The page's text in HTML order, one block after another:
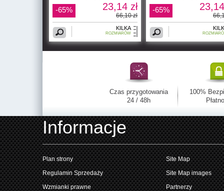
-65% 23,14 zł
66,10 zł
KILKA
ROZMIARÓW
-65%
Czas przygotowania
24 / 48h
100%
Informacje
Plan strony
Regulamin Sprzedaży
Wzmianki prawne
Site Map
Site Map images
Partnerzy